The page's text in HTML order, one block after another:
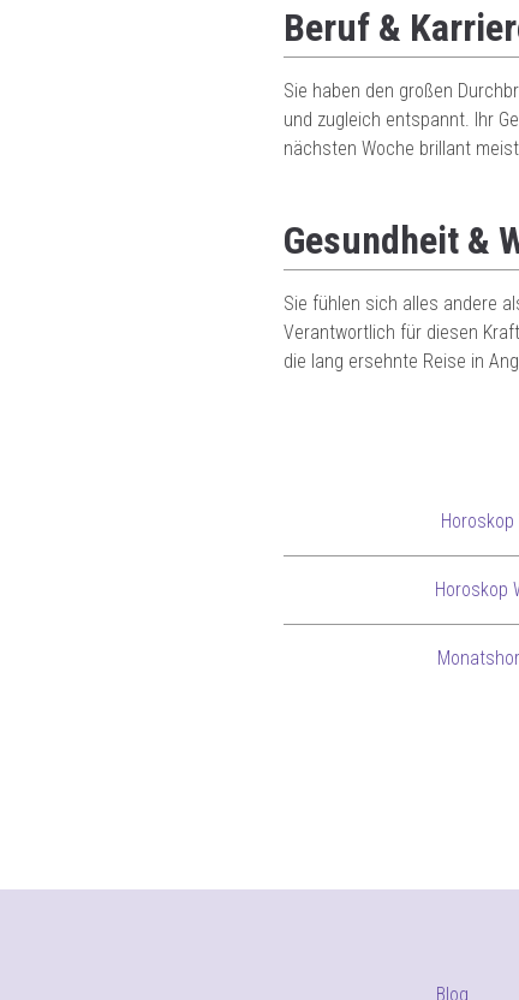
Beruf &
Sie haben den großen
und zugleich entspannt. Ihr
nächsten Woche brillant
Gesundheit &
Sie fühlen sich alles andere
Verantwortlich für diesen
die lang ersehnte Reise in
Horoskop
Blog